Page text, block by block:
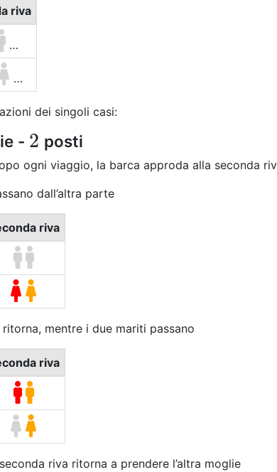
riva
…
…
dei singoli casi:
- 2
2 posti
ogni viaggio, la barca approda alla seconda
dall’altra parte
riva
mentre i due mariti passano
riva
riva ritorna a prendere l’altra moglie